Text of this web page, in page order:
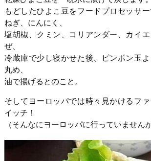
もどしたひよこ豆をフードプロセッサ
ねぎ、にんにく、
塩胡椒、クミン、コリアンダー、カイ
ぜ、
冷蔵庫で少し寝かせた後、ピンポン玉
丸め、
油で揚げるとのこと。
そしてヨーロッパでは時々見かけるフ
イッチ！
（そんなにヨーロッパに行っていませんが